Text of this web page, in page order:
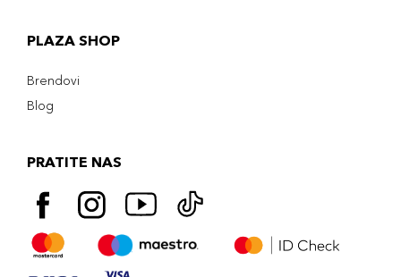
PLAZA SHOP
Brendovi
Blog
PRATITE NAS